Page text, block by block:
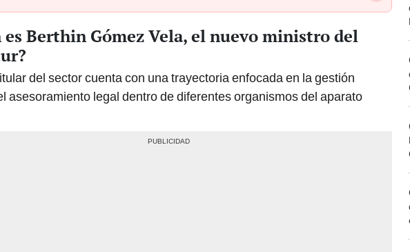
es Berthin Gómez Vela, el nuevo ministro del
del sector cuenta con una trayectoria enfocada en la gestión
asesoramiento legal dentro de diferentes organismos del aparato